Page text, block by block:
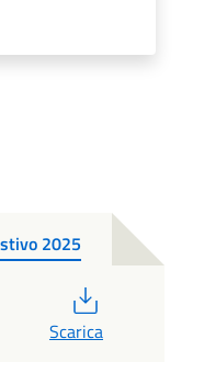
2025
Scarica